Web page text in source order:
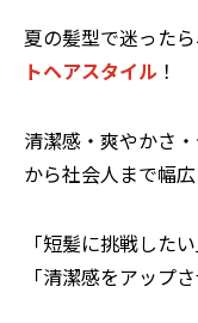
夏の髪型で迷った
トヘアスタイル ！
清潔感・爽やかさ
から社会人まで幅
「短髪に挑戦したい
「清潔感をアップさ